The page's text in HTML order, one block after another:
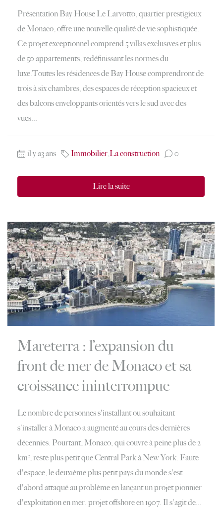
Présentation Bay House Le Larvotto, quartier prestigieux
de Monaco, offre une nouvelle qualité de vie sophistiquée.
Ce projet exceptionnel comprend 5 villas exclusives et plus
de 50 appartements, redéfinissant les normes du
luxe.Toutes les résidences de Bay House comprendront de
trois à six chambres, des espaces de réception spacieux et
des balcons enveloppants orientés vers le sud avec des
vues...
il y a3 ans Immobilier,La construction 0
Lire la suite
Mareterra : l’expansion du
front de mer de Monaco et sa
croissance ininterrompue
Le nombre de personnes s'installant ou souhaitant
s'installer à Monaco a augmenté au cours des dernières
décennies. Pourtant, Monaco, qui couvre à peine plus de 2
km², reste plus petit que Central Park à New York. Faute
d'espace, le deuxième plus petit pays du monde s'est
d'abord attaqué au problème en lançant un projet pionnier
d'exploitation en mer. projet offshore en 1907. Il s'agit de...